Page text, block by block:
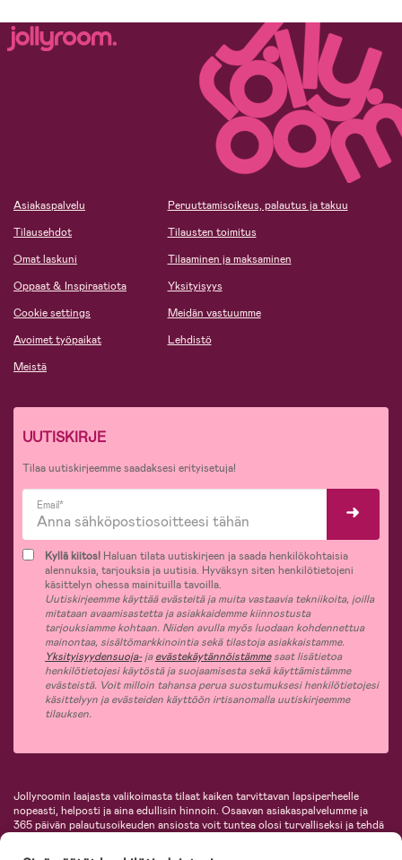
Asiakaspalvelu
Tilausehdot
Omat laskuni
Oppaat & Inspiraatiota
Cookie settings
Avoimet työpaikat
Meistä
Peruuttamisoikeus, palautus ja takuu
Tilausten toimitus
Tilaaminen ja maksaminen
Yksityisyys
Meidän vastuumme
Lehdistö
UUTISKIRJE
Tilaa uutiskirjeemme saadaksesi erityisetuja!
Email*
Kyllä kiitos! Haluan tilata uutiskirjeen ja saada henkilökohtaisia
alennuksia, tarjouksia ja uutisia. Hyväksyn siten henkilötietojeni
käsittelyn ohessa mainituilla tavoilla.
Uutiskirjeemme käyttää evästeitä ja muita vastaavia tekniikoita, joilla
mitataan avaamisastetta ja asiakkaidemme kiinnostusta
tarjouksiamme kohtaan. Niiden avulla myös luodaan kohdennettua
mainontaa, sisältömarkkinointia sekä tilastoja asiakkaistamme.
Yksityisyydensuoja-jaevästekäytännöistämmesaat lisätietoa
henkilötietojesi käytöstä ja suojaamisesta sekä käyttämistämme
evästeistä. Voit milloin tahansa perua suostumuksesi henkilötietojesi
käsittelyyn ja evästeiden käyttöön irtisanomalla uutiskirjeemme
tilauksen.
Jollyroomin laajasta valikoimasta tilaat kaiken tarvittavan lapsiperheelle
nopeasti, helposti ja aina edullisin hinnoin. Osaavan asiakaspalvelumme ja
365 päivän palautusoikeuden ansiosta voit tuntea olosi turvalliseksi ja tehdä